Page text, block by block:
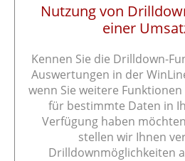
Nutzung von
einer
Kennen Sie die Drilldown-
Auswertungen in der
wenn Sie weitere
für bestimmte Daten in
Verfügung haben
stellen wir Ihnen
Drilldownmöglichkeiten